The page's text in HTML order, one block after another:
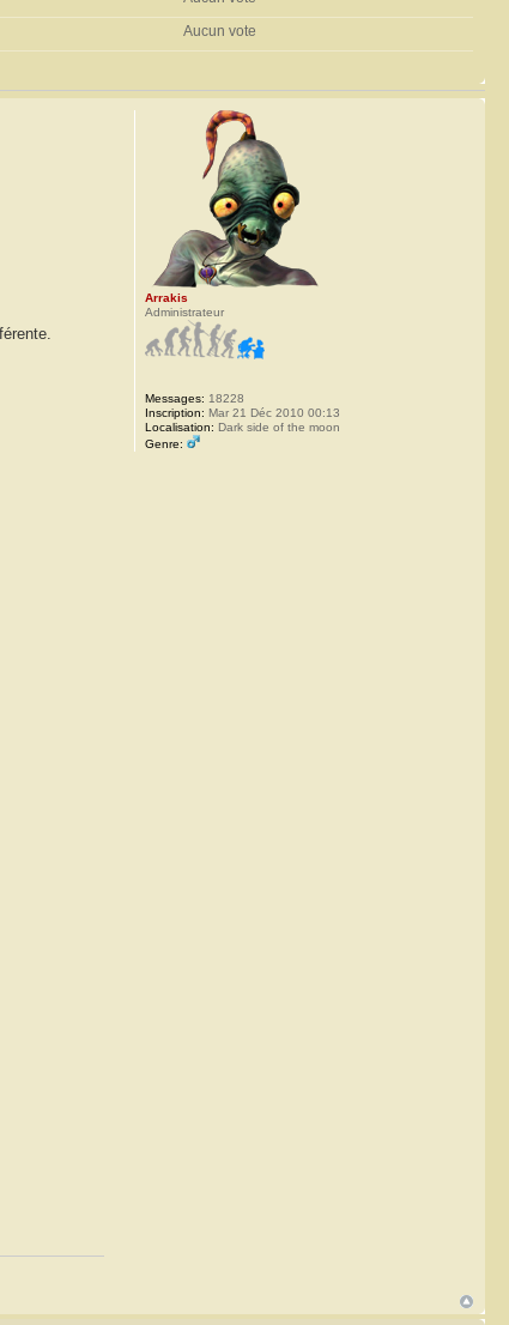
Aucun vote
Arrakis
Administrateur
Messages: 18228
Inscription: Mar 21 Déc 2010 00:13
Localisation: Dark side of the moon
Genre: